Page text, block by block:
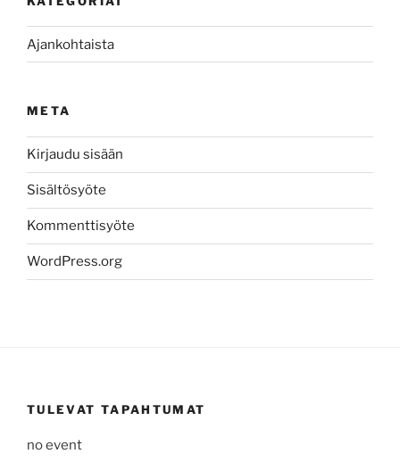
Ajankohtaista
META
Kirjaudu sisään
Sisältösyöte
Kommenttisyöte
WordPress.org
TULEVAT TAPAHTUMAT
no event